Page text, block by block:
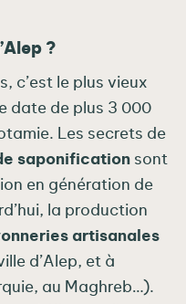
?
c’est le plus vieux
date de plus 3 000
Les secrets de
saponification sont
en génération de
la production
artisanales
d’Alep, et à
au Maghreb…).